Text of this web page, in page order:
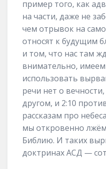
пример того, как
на части, даже не
чем отрывок на
относят к будущим
и том, что нас там
внимательно,
использовать
речи нет о
другом, и 2:10
рассказам про
мы откровенно
Библию. И таких
доктринах АСД —